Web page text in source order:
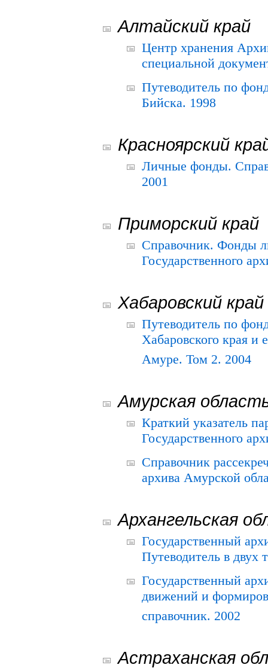
Алтайский край
Центр хранения
специальной
Путеводитель по
Бийска. 1998
Красноярский
Личные фонды.
2001
Приморский край
Справочник. Фонды
Государственного
Хабаровский край
Путеводитель по
Хабаровского края и
Амуре. Том 2. 2004
Амурская
Краткий указатель
Государственного
Справочник
архива Амурской
Архангельская
Государственный
Путеводитель в двух
Государственный
движений и
справочник. 2002
Астраханская